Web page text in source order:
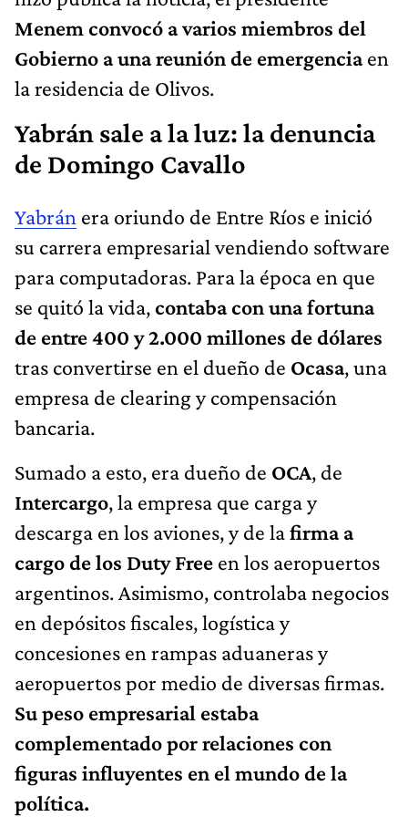
Menem convocó a varios miembros del
Gobierno a una reunión de emergenciaen
la residencia de Olivos.
Yabrán sale a la luz: la denuncia
de Domingo Cavallo
Yabrán era oriundo de Entre Ríos e inició
su carrera empresarial vendiendo software
para computadoras. Para la época en que
se quitó la vida,contaba con una fortuna
de entre 400 y 2.000 millones de dólares
tras convertirse en el dueño de Ocasa, una
empresa de clearing y compensación
bancaria.
Sumado a esto, era dueño de OCA, de
Intercargo, la empresa que carga y
descarga en los aviones, y de lafirma a
cargo de los Duty Free en los aeropuertos
argentinos. Asimismo, controlaba negocios
en depósitos fiscales, logística y
concesiones en rampas aduaneras y
aeropuertos por medio de diversas firmas.
Su peso empresarial estaba
complementado por relaciones con
figuras influyentes en el mundo de la
política.